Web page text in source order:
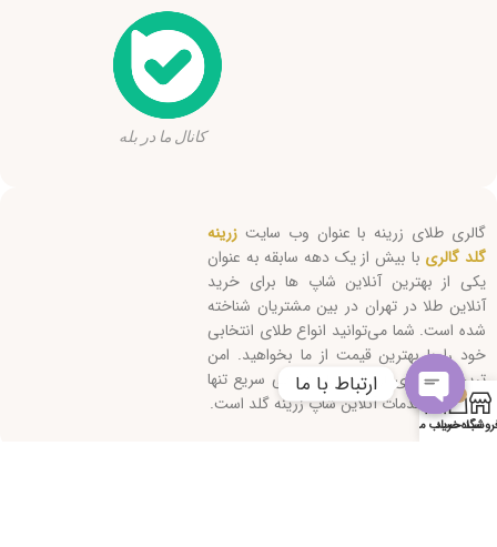
کانال ما در بله
گالری طلای زرینه با عنوان وب سایت زرینه
گلد گالری با بیش از یک دهه سابقه به عنوان
یکی از بهترین آنلاین شاپ ها برای خرید
آنلاین طلا در تهران در بین مشتریان شناخته
شده است. شما می‌توانید انواع طلای انتخابی
خود را با بهترین قیمت از ما بخواهید. امن
ترین روش‌های ارسال و پاسخگویی سریع تنها
بخشی از خدمات آنلاین شاپ زرینه گلد است.
سبد خرید
حساب من
ارتباط با ما
Open